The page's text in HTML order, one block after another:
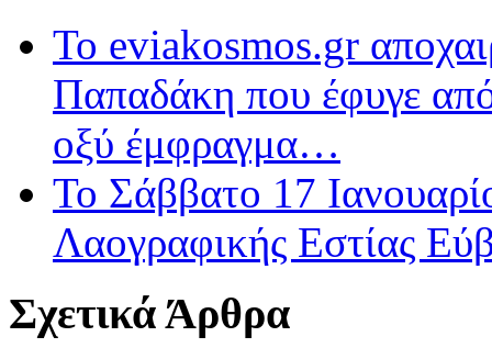
Το eviakosmos.gr
Παπαδάκη που έφυγε
οξύ έμφραγμα…
Το Σάββατο 17
Λαογραφικής Εστίας
Σχετικά Άρθρα